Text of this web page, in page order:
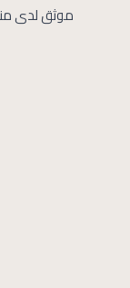
موثق لدى